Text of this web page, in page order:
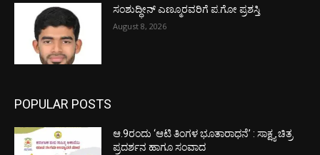
ಸಂಶುದ್ಧೀನ್ ಎಣ್ಮೂರವರಿಗೆ ಪ.ಗೋ ಪ್ರಶಸ್ತಿ
August 8, 2026
POPULAR POSTS
ಆ.9ರಂದು ‘ಆಟಿ ತಿಂಗಳ ಭೂತಾರಾಧನೆ’ : ಸಾಕ್ಷ್ಯ ಚಿತ್ರ
ಪ್ರದರ್ಶನ ಹಾಗೂ ಸಂವಾದ